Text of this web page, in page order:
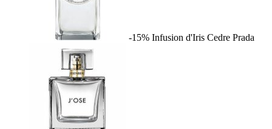
-15% Infusion d'Iris Cedre Prada